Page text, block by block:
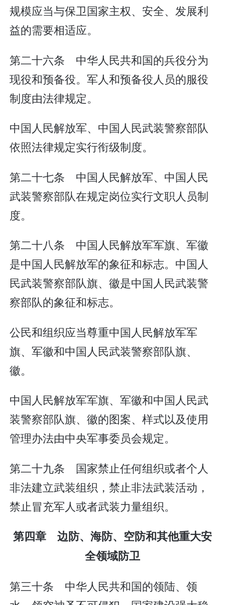
规模应当与保卫国家主权、安全、发展利
益的需要相适应。
第二十六条 中华人民共和国的兵役分为
现役和预备役。军人和预备役人员的服役
制度由法律规定。
中国人民解放军、中国人民武装警察部队
依照法律规定实行衔级制度。
第二十七条 中国人民解放军、中国人民
武装警察部队在规定岗位实行文职人员制
度。
第二十八条 中国人民解放军军旗、军徽
是中国人民解放军的象征和标志。中国人
民武装警察部队旗、徽是中国人民武装警
察部队的象征和标志。
公民和组织应当尊重中国人民解放军军
旗、军徽和中国人民武装警察部队旗、
徽。
中国人民解放军军旗、军徽和中国人民武
装警察部队旗、徽的图案、样式以及使用
管理办法由中央军事委员会规定。
第二十九条 国家禁止任何组织或者个人
非法建立武装组织，禁止非法武装活动，
禁止冒充军人或者武装力量组织。
第四章 边防、海防、空防和其他重大安
全领域防卫
第三十条 中华人民共和国的领陆、领